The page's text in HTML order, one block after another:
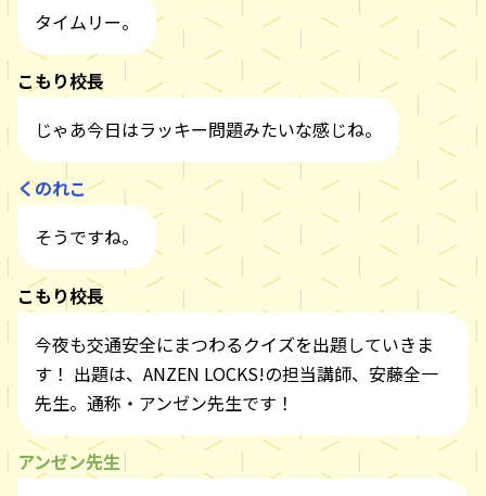
タイムリー。
こもり校長
じゃあ今日はラッキー問題みたいな感じね。
くのれこ
そうですね。
こもり校長
今夜も交通安全にまつわるクイズを出題していきま
す！ 出題は、ANZEN LOCKS!の担当講師、安藤全一
先生。通称・アンゼン先生です！
アンゼン先生